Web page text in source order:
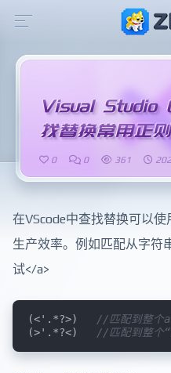
Visual Studio
找替换常用正
0 0 361
在VScode中查找替换可以
生产效率。例如匹配从字符
试</a>
(<'.*?>)
//匹配到整个
(>'.*?<)
//匹配到整个